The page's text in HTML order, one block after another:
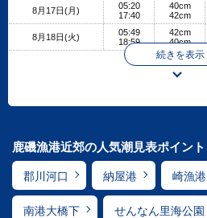
8月17日(月)
05:20
17:40
40cm
42cm
8月18日(火)
05:49
18:59
42cm
40cm
続きを表示
鹿磯漁港近郊の人気潮見表ポイント
郡川河口 納屋港 崎漁港
南港大橋下 せんなん里海公園